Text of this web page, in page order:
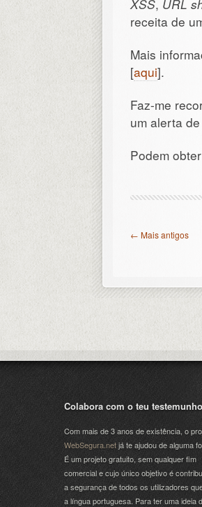
XSS, URL
receita de
Mais
[aqui].
Faz-me
um alerta
Podem
← Mais antigos
Colabora com o teu testemunho
Com mais de 3 anos de existência, o
WebSegura.netjá te ajudou de alguma
É um projeto gratuito, sem qualquer fim
comercial e cujo único objetivo é
a segurança de todos os utilizadores
a língua portuguesa. Para ter uma ideia